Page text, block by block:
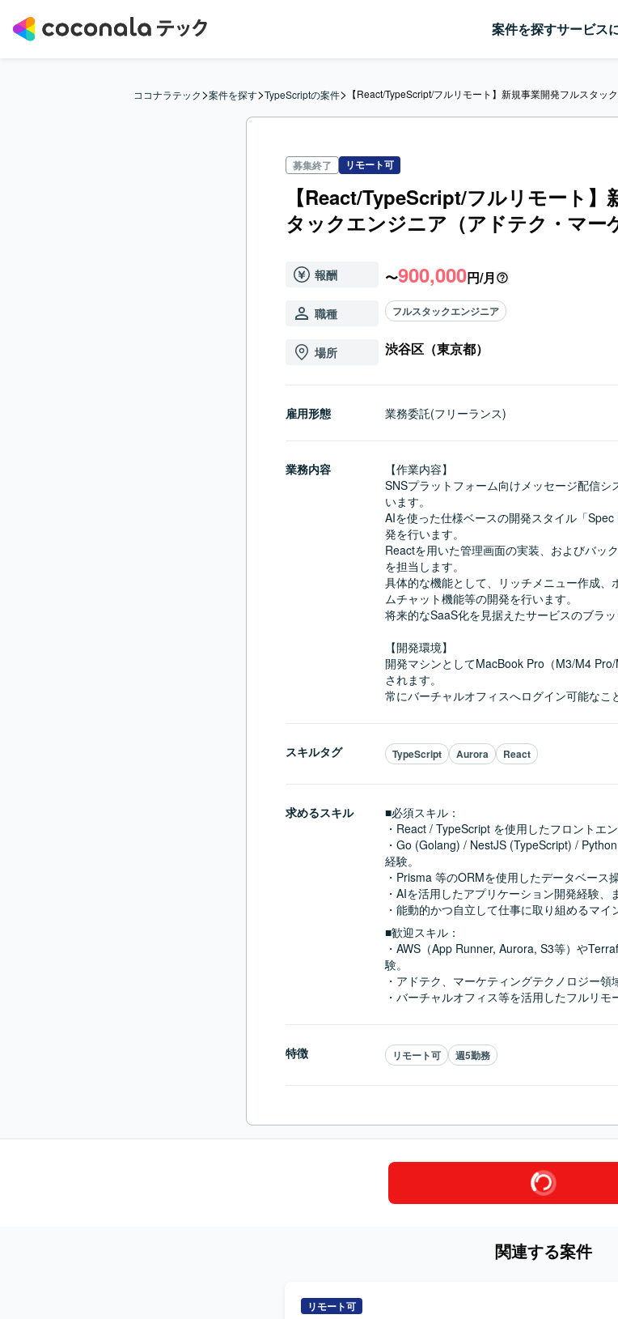
案件を探すサービス
ココナラテック>案件を探す>TypeScriptの案件> 【React/TypeScript/フルリモート】新規事業開発フルスタッ
募集終了 リモート可
【React/TypeScript/フルリモート】
タックエンジニア（アドテク・マー
報酬 〜900,000円/月
職種 フルスタックエンジニア
場所 渋谷区（東京都）
雇用形態 業務委託(フリーランス)
業務内容
【作業内容】
SNSプラットフォーム向けメッセージ配信
います。
AIを使った仕様ベースの開発スタイル「
発を行います。
Reactを用いた管理画面の実装、およびバッ
を担当します。
具体的な機能として、リッチメニュー作成、
ムチャット機能等の開発を行います。
将来的なSaaS化を見据えたサービスのブラッ
【開発環境】
開発マシンとしてMacBook Pro（M3/M4
されます。
常にバーチャルオフィスへログイン可能なこ
スキルタグ TypeScript Aurora React
求めるスキル
■必須スキル：
・React / TypeScript を使用したフロントエン
・Go (Golang) / NestJS (TypeScript) /
経験。
・Prisma 等のORMを使用したデータベース
・AIを活用したアプリケーション開発経験、
・能動的かつ自立して仕事に取り組めるマイ
■歓迎スキル：
・AWS（App Runner, Aurora, S3等）や
験。
・アドテク、マーケティングテクノロジー領
・バーチャルオフィス等を活用したフルリモ
特徴 リモート可 週5勤務
関連する案件
リモート可